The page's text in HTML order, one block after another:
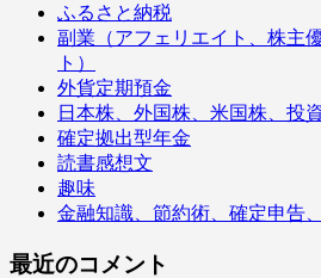
ふるさと納税
副業（アフェリエイト、株主
ト）
外貨定期預金
日本株、外国株、米国株、投
確定拠出型年金
読書感想文
趣味
金融知識、節約術、確定申告
最近のコメント